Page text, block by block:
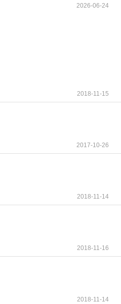
，避免过度劳累，适
可能需停药并接受保
即停药并就医。如有
2026-06-24
2018-11-15
2017-10-26
2018-11-14
2018-11-16
2018-11-14